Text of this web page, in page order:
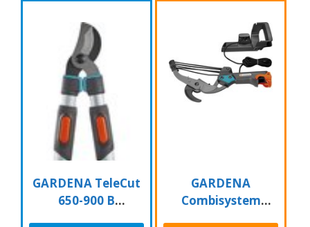
GARDENA TeleCut
650-900 B
GARDENA
Combisystem